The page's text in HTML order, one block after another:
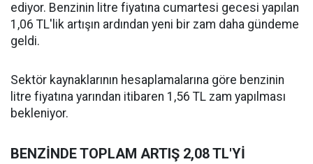
ediyor. Benzinin litre fiyatına cumartesi gecesi yapılan
1,06 TL'lik artışın ardından yeni bir zam daha gündeme
geldi.
Sektör kaynaklarının hesaplamalarına göre benzinin
litre fiyatına yarından itibaren 1,56 TL zam yapılması
bekleniyor.
BENZİNDE TOPLAM ARTIŞ 2,08 TL'Yİ